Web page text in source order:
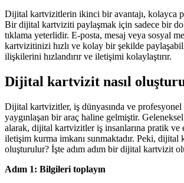
Dijital kartvizitlerin ikinci bir avantajı, kolayca
Bir dijital kartviziti paylaşmak için sadece bir
tıklama yeterlidir. E-posta, mesaj veya sosyal
kartvizitinizi hızlı ve kolay bir şekilde
ilişkilerini hızlandırır ve iletişimi kolaylaştırır.
Dijital kartvizit nasıl
Dijital kartvizitler, iş dünyasında ve profesyonel
yaygınlaşan bir araç haline gelmiştir.
alarak, dijital kartvizitler iş insanlarına pratik
iletişim kurma imkanı sunmaktadır. Peki, dijital
oluşturulur? İşte adım adım bir dijital kartvizit
Adım 1: Bilgileri toplayın